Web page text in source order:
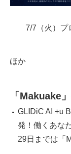
7/7（火）プ
ほか
「Makuake
GLIDiC AI +u
発！働くあな
29日までは「